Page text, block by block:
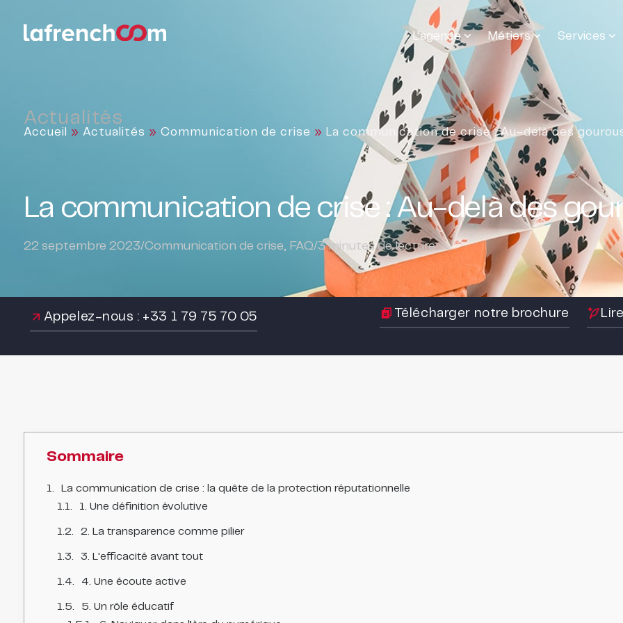
L’agence Métiers Services
Actualités
Accueil » Actualités » Communication de crise » La communication de crise : Au-delà des
La communication de crise : Au-delà des
22 septembre 2023/Communication de crise, FAQ/3minutes de lecture
Appelez-nous : +33 1 79 75 70 05 Télécharger notre brochure
Sommaire
La communication de crise : la quête de la protection réputationnelle
1. Une définition évolutive
2. La transparence comme pilier
3. L'efficacité avant tout
4. Une écoute active
5. Un rôle éducatif